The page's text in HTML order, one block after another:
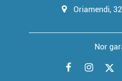
Oriamendi,
Nor